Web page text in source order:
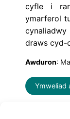
cyfle i
ymarferol
draws cyd-
Awduron:
Ymweliad